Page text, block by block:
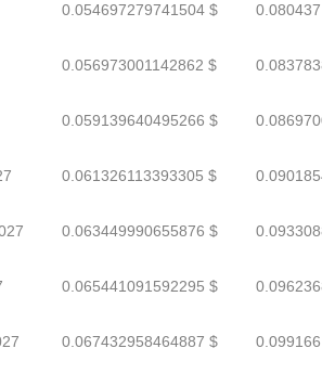
0.054697279741504 $
0.056973001142862 $
0.059139640495266 $
0.061326113393305 $
0.063449990655876 $
0.065441091592295 $
0.067432958464887 $